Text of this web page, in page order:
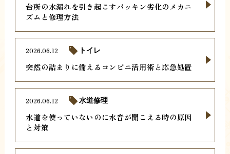
台所の水漏れを引き起こすパッキン劣化のメカニ
ズムと修理方法
突然の詰まりに備えるコンビニ活用術と応急処置
2026.06.12 トイレ
水道を使っていないのに水音が聞こえる時の原因
と対策
2026.06.12 水道修理